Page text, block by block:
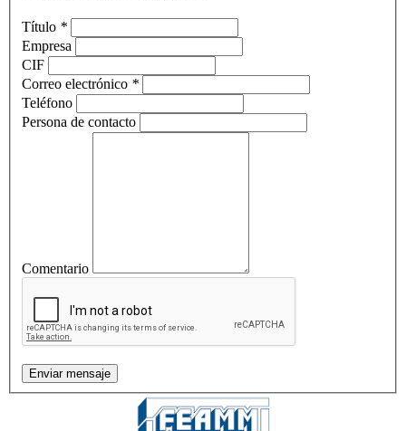
Título *
Empresa
CIF
Correo electrónico *
Teléfono
Persona de contacto
Comentario